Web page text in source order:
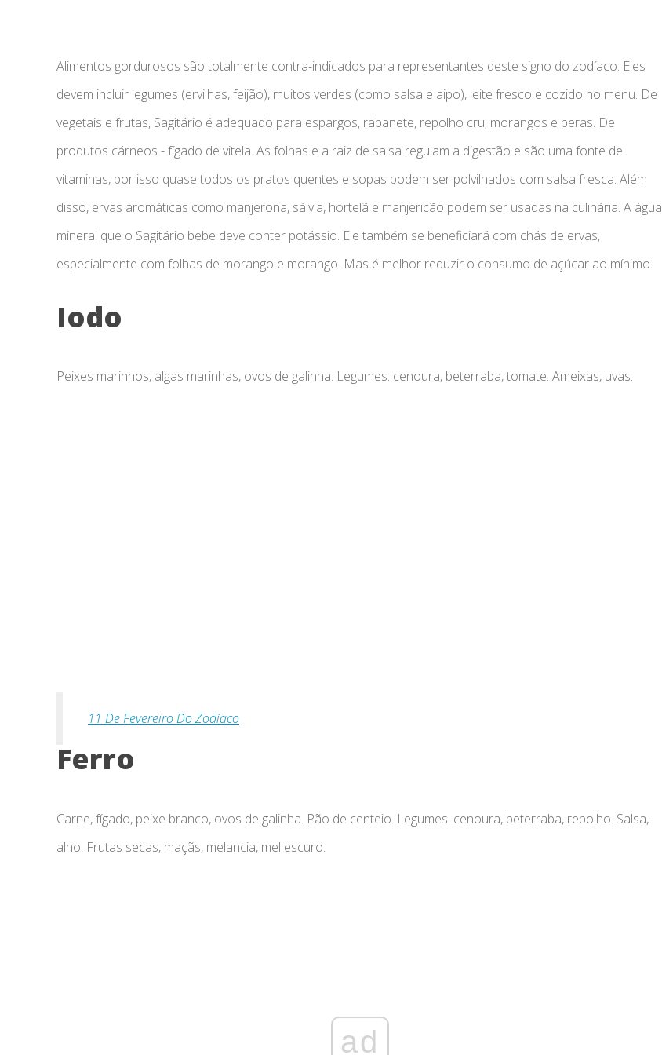
Alimentos gordurosos são totalmente contra-indicados para representantes deste signo do zodíaco. Eles
devem incluir legumes (ervilhas, feijão), muitos verdes (como salsa e aipo), leite fresco e cozido no menu. De
vegetais e frutas, Sagitário é adequado para espargos, rabanete, repolho cru, morangos e peras. De
produtos cárneos - fígado de vitela. As folhas e a raiz de salsa regulam a digestão e são uma fonte de
vitaminas, por isso quase todos os pratos quentes e sopas podem ser polvilhados com salsa fresca. Além
disso, ervas aromáticas como manjerona, sálvia, hortelã e manjericão podem ser usadas na culinária. A água
mineral que o Sagitário bebe deve conter potássio. Ele também se beneficiará com chás de ervas,
especialmente com folhas de morango e morango. Mas é melhor reduzir o consumo de açúcar ao mínimo.
Iodo
Peixes marinhos, algas marinhas, ovos de galinha. Legumes: cenoura, beterraba, tomate. Ameixas, uvas.
11 De Fevereiro Do Zodíaco
Ferro
Carne, fígado, peixe branco, ovos de galinha. Pão de centeio. Legumes: cenoura, beterraba, repolho. Salsa,
alho. Frutas secas, maçãs, melancia, mel escuro.
ad